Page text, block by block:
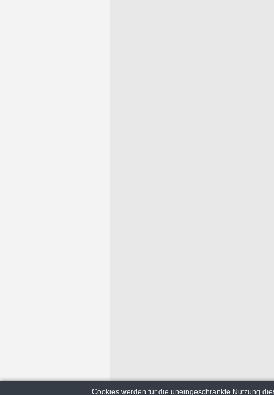
Cookies werden für die uneingeschränkte Nutzung